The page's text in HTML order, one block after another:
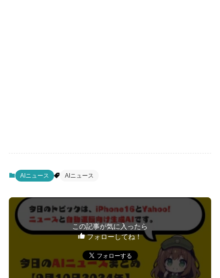
AIニュース AIニュース
この記事が気に入ったら
フォローしてね！